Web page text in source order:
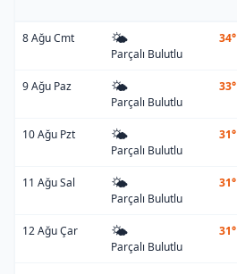
8 Ağu Cmt 🌤️
Parçalı Bulutlu
34°
9 Ağu Paz 🌤️
Parçalı Bulutlu
33°
10 Ağu Pzt 🌤️
Parçalı Bulutlu
31°
11 Ağu Sal 🌤️
Parçalı Bulutlu
31°
12 Ağu Çar 🌤️
Parçalı Bulutlu
31°